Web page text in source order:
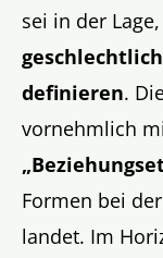
sei in der
definieren.
vornehmlich
Formen bei
landet. Im